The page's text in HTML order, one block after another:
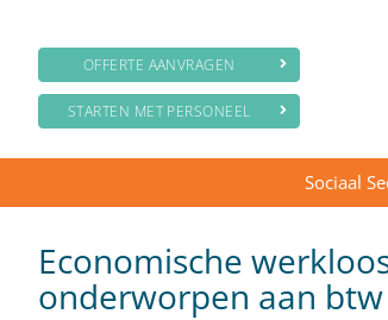
OFFERTE AANVRAGEN
STARTEN MET PERSONEEL
Sociaal
Economische
onderworpen aan btw